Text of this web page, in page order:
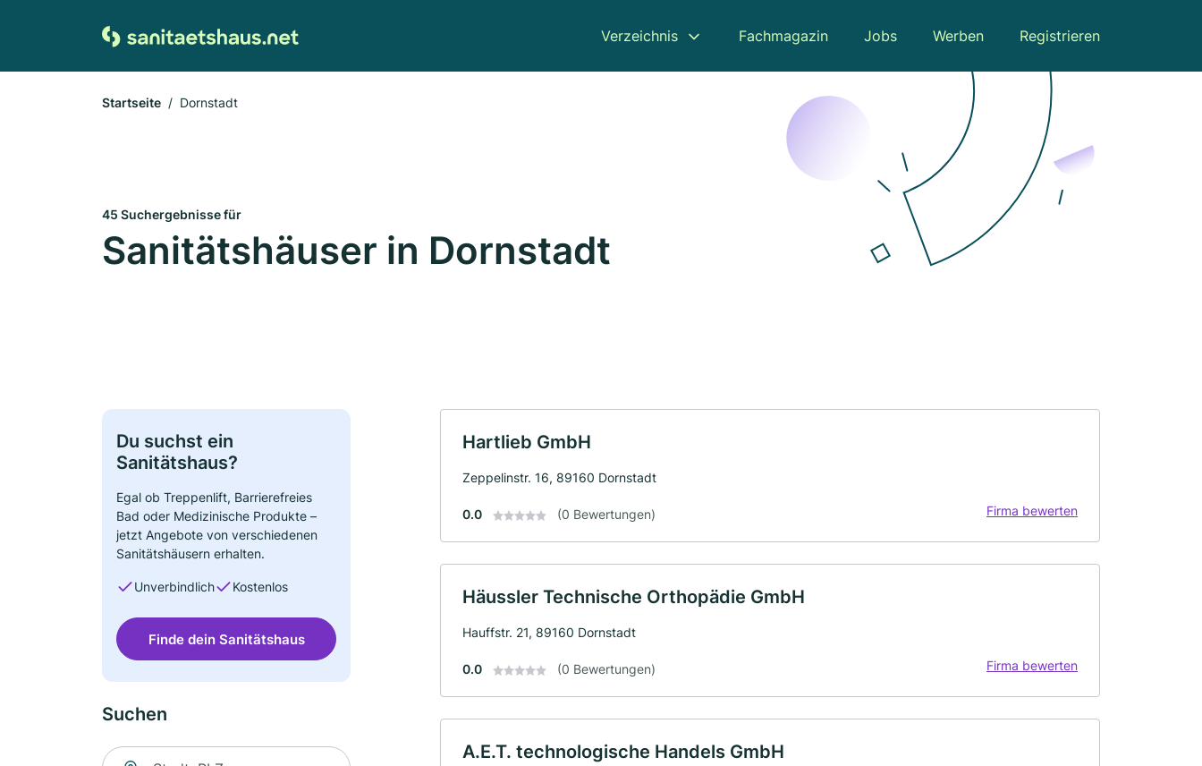
Verzeichnis Fachmagazin Jobs Werben Registrieren
Startseite Dornstadt
45 Suchergebnisse für
Sanitätshäuser in Dornstadt
Du suchst ein
Sanitätshaus?
Egal ob Treppenlift, Barrierefreies
Bad oder Medizinische Produkte –
jetzt Angebote von verschiedenen
Sanitätshäusern erhalten.
Unverbindlich Kostenlos
Finde dein Sanitätshaus
Suchen
Suche nach Ort
Hartlieb GmbH
Zeppelinstr. 16, 89160 Dornstadt
0.0 (0 Bewertungen) Firma bewerten
Häussler Technische Orthopädie GmbH
Hauffstr. 21, 89160 Dornstadt
0.0 (0 Bewertungen) Firma bewerten
A.E.T. technologische Handels GmbH